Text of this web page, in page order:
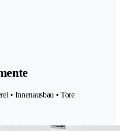
• Innenausbau • Tore